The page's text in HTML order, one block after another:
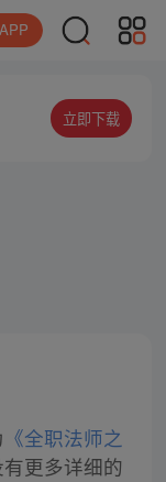
立即下载
《全职法师之
更多详细的